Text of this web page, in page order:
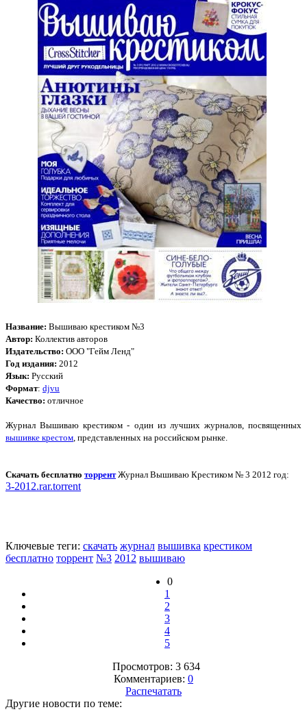
Название: Вышиваю крестиком №3
Автор: Коллектив авторов
Издательство: ООО "Гейм Ленд"
Год издания: 2012
Язык: Русский
Формат: djvu
Качество: отличное
Журнал Вышиваю крестиком - один из лучших журналов, посвященных
вышивке крестом , представленных на российском рынке.
Скачать бесплатно торрентЖурнал Вышиваю Крестиком № 3 2012 год:
3-2012.rar.torrent
Ключевые теги: скачать журнал вышивка крестиком
бесплатно торрент №3 2012 вышиваю
0
1
2
3
4
5
Просмотров: 3 634
Комментариев: 0
Распечатать
Другие новости по теме: